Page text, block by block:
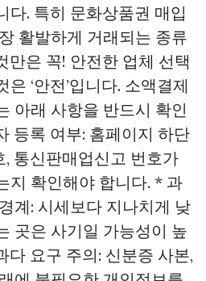
다. 특히 문화상품권 매입
활발하게 거래되는 종류
만은 꼭! 안전한 업체 선택
‘안전’입니다. 소액결제
아래 사항을 반드시 확인
등록 여부: 홈페이지 하단
통신판매업신고 번호가
지 확인해야 합니다. * 과
계: 시세보다 지나치게 낮
곳은 사기일 가능성이 높
다 요구 주의: 신분증 사본,